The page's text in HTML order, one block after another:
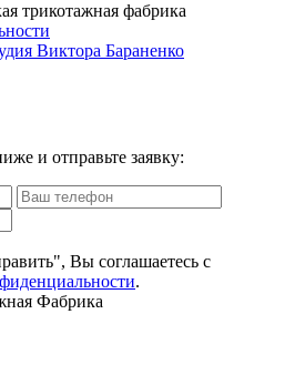
трикотажная фабрика
Виктора Бараненко
и отправьте заявку:
, Вы соглашаетесь с
.